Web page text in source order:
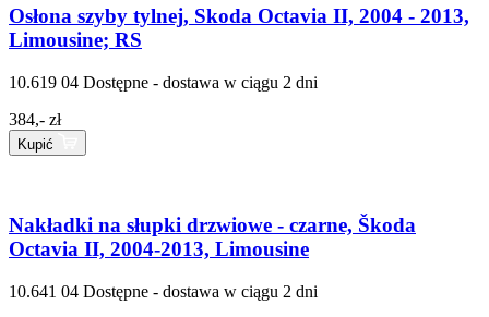
Osłona szyby tylnej, Skoda Octavia II, 2004 - 2013,
Limousine; RS
10.619 04 Dostępne - dostawa w ciągu 2 dni
384,- zł
Kupić
Nakładki na słupki drzwiowe - czarne, Škoda
Octavia II, 2004-2013, Limousine
10.641 04 Dostępne - dostawa w ciągu 2 dni